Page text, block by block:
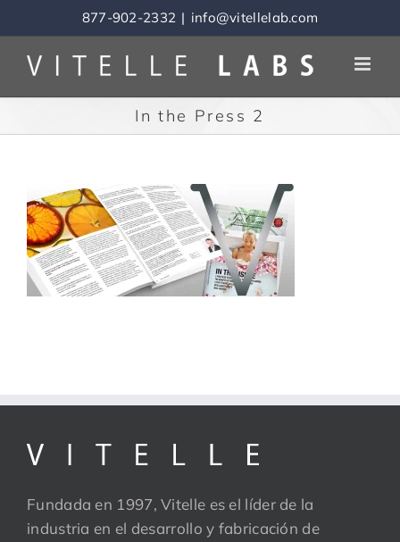
to
content
877-902-2332 | info@vitellelab.com
In the Press 2
Fundada en 1997, Vitelle es el líder de la
industria en el desarrollo y fabricación de